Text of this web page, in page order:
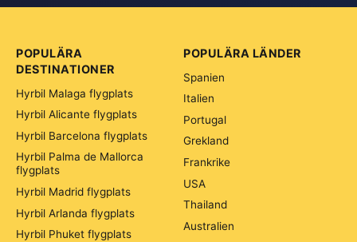
POPULÄRA
DESTINATIONER
Hyrbil Malaga flygplats
Hyrbil Alicante flygplats
Hyrbil Barcelona flygplats
Hyrbil Palma de Mallorca
flygplats
Hyrbil Madrid flygplats
Hyrbil Arlanda flygplats
Hyrbil Phuket flygplats
POPULÄRA LÄNDER
Spanien
Italien
Portugal
Grekland
Frankrike
USA
Thailand
Australien